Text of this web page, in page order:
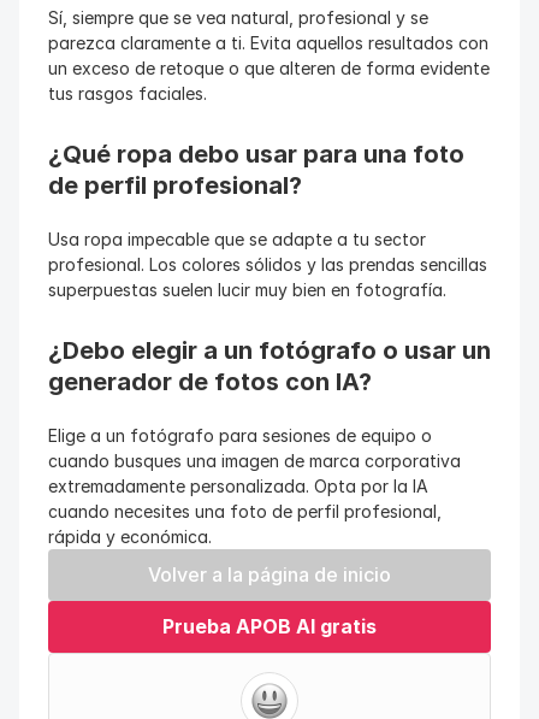
Sí, siempre que se vea natural, profesional y se
parezca claramente a ti. Evita aquellos resultados con
un exceso de retoque o que alteren de forma evidente
tus rasgos faciales.
¿Qué ropa debo usar para una foto
de perfil profesional?
Usa ropa impecable que se adapte a tu sector
profesional. Los colores sólidos y las prendas sencillas
superpuestas suelen lucir muy bien en fotografía.
¿Debo elegir a un fotógrafo o usar un
generador de fotos con IA?
Elige a un fotógrafo para sesiones de equipo o
cuando busques una imagen de marca corporativa
extremadamente personalizada. Opta por la IA
cuando necesites una foto de perfil profesional,
rápida y económica.
Volver a la página de inicio
Prueba APOB AI gratis